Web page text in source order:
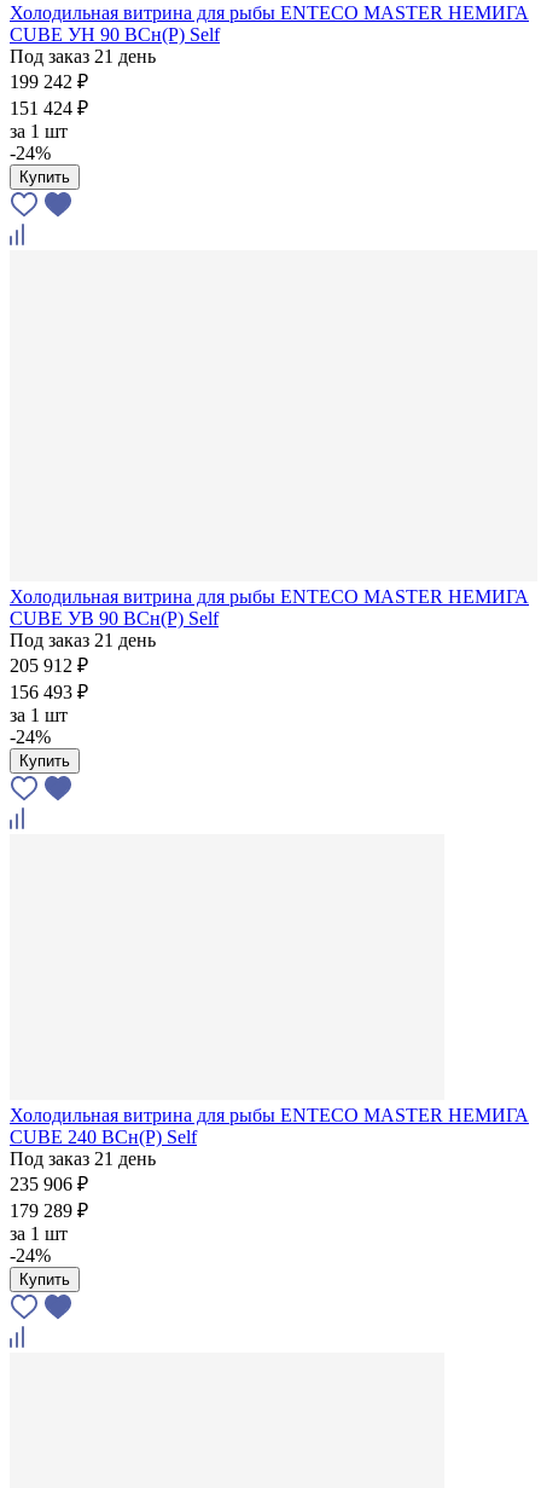
Холодильная витрина для рыбы ENTECO MASTER НЕМИГА
CUBE УН 90 ВСн(Р) Self
Под заказ 21 день
199 242 ₽
151 424 ₽
за 1 шт
-24%
Купить
Холодильная витрина для рыбы ENTECO MASTER НЕМИГА
CUBE УВ 90 ВСн(Р) Self
Под заказ 21 день
205 912 ₽
156 493 ₽
за 1 шт
-24%
Купить
Холодильная витрина для рыбы ENTECO MASTER НЕМИГА
CUBE 240 ВСн(Р) Self
Под заказ 21 день
235 906 ₽
179 289 ₽
за 1 шт
-24%
Купить